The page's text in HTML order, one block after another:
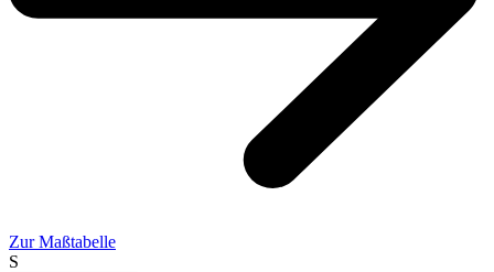
Zur Maßtabelle
S